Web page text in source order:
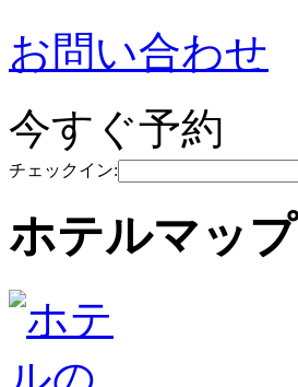
お問い合わせ
今すぐ予約
チェックイン:
ホテルマップ